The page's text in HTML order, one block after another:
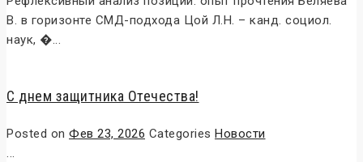
В. в горизонте СМД-подхода Цой Л.Н. – канд. социол.
наук, �...
С днем защитника Отечества!
Posted on Фев 23, 2026 Categories Новости
...